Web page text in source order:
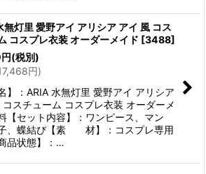
無灯里 愛野アイ アリシア アイ 風 コス
コスプレ衣装 オーダーメイド [3488]
円(税別)
円)
】：ARIA 水無灯里 愛野アイ アリシア
コスチューム コスプレ衣装 オーダーメ
【セット内容】：ワンピース、マン
子、蝶結び【素 材】：コスプレ専用
品状態】：…